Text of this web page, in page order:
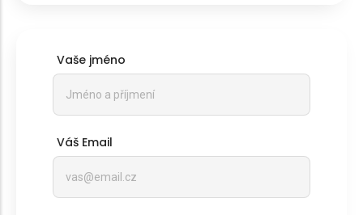
Vaše jméno
Váš Email